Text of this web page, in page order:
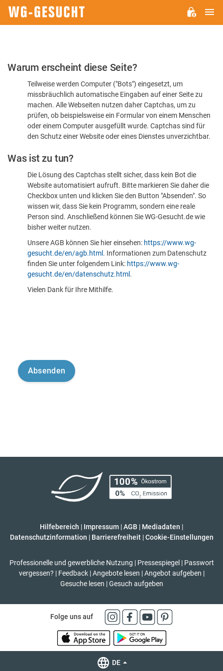
Bitte
dass
sind
Warum erscheint diese Seite?
Teilweise werden Computer ("Bots") eingesetzt, um
missbräuchlich automatische Eingaben auf einer Seite zu
machen. Alle Webseiten nutzen daher Captchas, um zu
prüfen, ob beispielsweise ein Formular von einem Menschen
oder einem Computer ausgefüllt wurde. Captchas sind für
den Schutz einer Website oder eines Dienstes unverzichtbar.
Was ist zu tun?
Die Lösung des Captchas stellt sicher, dass kein Bot die
Website automatisiert aufruft. Bitte markieren Sie daher die
Checkbox unten und klicken Sie den Button "Absenden". So
wissen wir, dass Sie kein Programm, sondern eine reale
Person sind. Anschließend können Sie WG-Gesucht.de wie
bisher weiter nutzen.
Unsere AGB können Sie hier einsehen: https://www.wg-
gesucht.de/en/agb.html . Informationen zum Datenschutz
finden Sie unter folgendem Link: https://www.wg-
gesucht.de/en/datenschutz.html .
Vielen Dank für Ihre Mithilfe.
Hilfebereich | Impressum |AGB | Mediadaten |
Datenschutzinformation | Barrierefreiheit | Cookie-Einstellungen
Professionelle und gewerbliche Nutzung | Pressespiegel | Passwort
vergessen? | Feedback | Angebote lesen | Angebot aufgeben |
Gesuche lesen | Gesuch aufgeben
Folge uns auf
DE